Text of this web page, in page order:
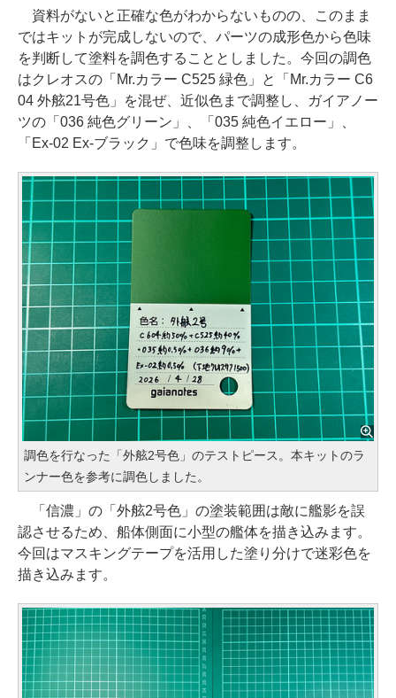
資料がないと正確な色がわからないものの、このまま
ではキットが完成しないので、パーツの成形色から色味
を判断して塗料を調色することとしました。今回の調色
はクレオスの「Mr.カラー C525 緑色」と「Mr.カラー C6
04 外舷21号色」を混ぜ、近似色まで調整し、ガイアノー
ツの「036 純色グリーン」、「035 純色イエロー」、
「Ex-02 Ex-ブラック」で色味を調整します。
調色を行なった「外舷2号色」のテストピース。本キットのラ
ンナー色を参考に調色しました。
「信濃」の「外舷2号色」の塗装範囲は敵に艦影を誤
認させるため、船体側面に小型の艦体を描き込みます。
今回はマスキングテープを活用した塗り分けで迷彩色を
描き込みます。